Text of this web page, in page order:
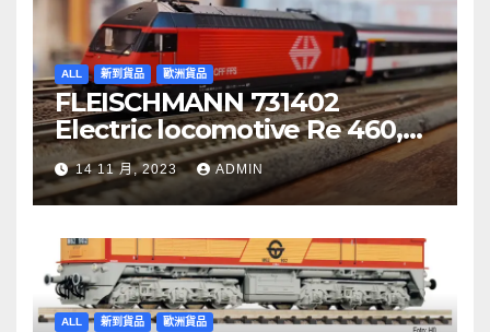
ALL 新到貨品 歐洲貨品
FLEISCHMANN 731402
Electric locomotive Re 460,
SBB
14 11 月, 2023 ADMIN
ALL 新到貨品 歐洲貨品